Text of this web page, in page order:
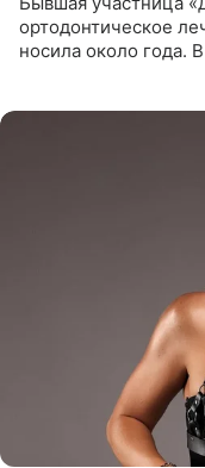
ортодонтическое
носила около года.